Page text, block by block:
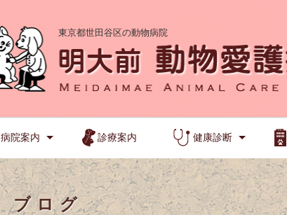
東京都世田谷区の動物病院
病院案内 診療案内 健康診断
ブログ